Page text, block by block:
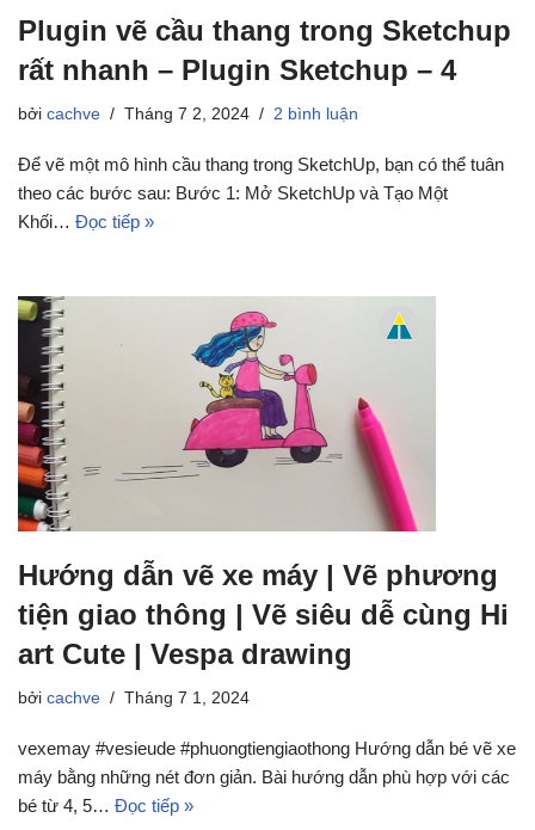
Plugin vẽ cầu thang trong Sketchup
rất nhanh – Plugin Sketchup – 4
bởi cachve Tháng 7 2, 2024 2 bình luận
Để vẽ một mô hình cầu thang trong SketchUp, bạn có thể tuân
theo các bước sau: Bước 1: Mở SketchUp và Tạo Một
Khối… Đọc tiếp »
Hướng dẫn vẽ xe máy | Vẽ phương
tiện giao thông | Vẽ siêu dễ cùng Hi
art Cute | Vespa drawing
bởi cachve Tháng 7 1, 2024
vexemay #vesieude #phuongtiengiaothong Hướng dẫn bé vẽ xe
máy bằng những nét đơn giản. Bài hướng dẫn phù hợp với các
bé từ 4, 5… Đọc tiếp »